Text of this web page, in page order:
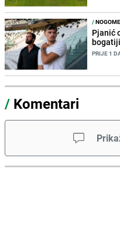
/
Pjanić
PRIJE 1
/ Komentari